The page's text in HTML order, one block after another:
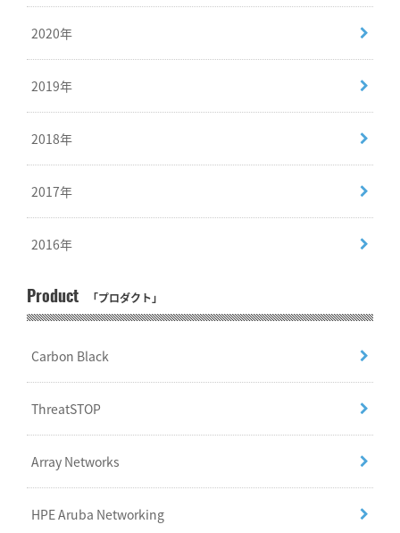
2020年
2019年
2018年
2017年
2016年
Product 「プロダクト」
Carbon Black
ThreatSTOP
Array Networks
HPE Aruba Networking